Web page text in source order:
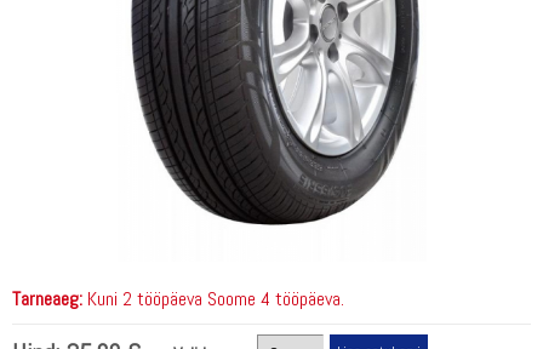
Tarneaeg: Kuni 2 tööpäeva Soome 4 tööpäeva.